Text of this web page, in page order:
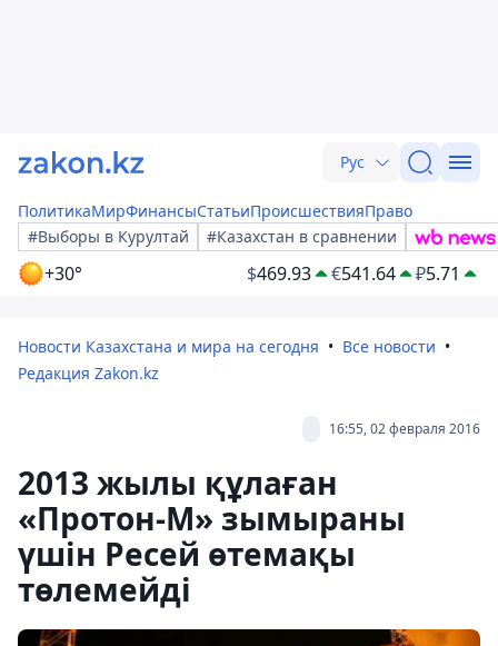
Рус
ПолитикаМирФинансыСтатьиПроисшествияПраво
#Выборы в Курултай
#Казахстан в сравнении
+30° $469.93 €541.64 ₽5.71
Новости Казахстана и мира на сегодня
Все новости
Редакция Zakon.kz
16:55, 02 февраля 2016
2013 жылы құлаған
«Протон-М» зымыраны
үшін Ресей өтемақы
төлемейді